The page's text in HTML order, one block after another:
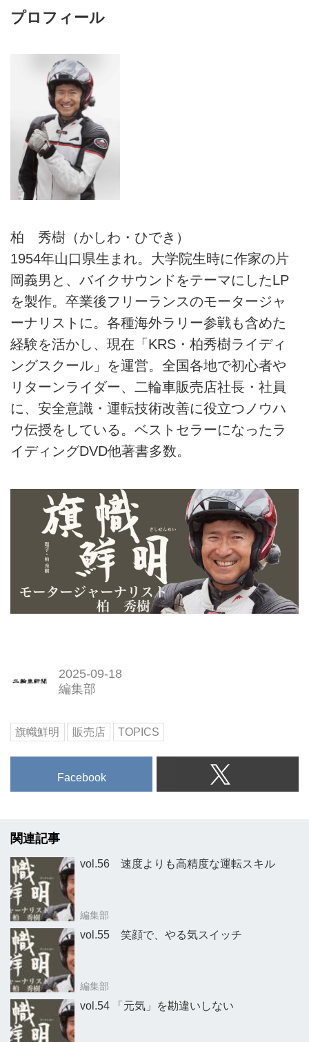
プロフィール
柏 秀樹（かしわ・ひでき）
1954年山口県生まれ。大学院生時に作家の片
岡義男と、バイクサウンドをテーマにしたLP
を製作。卒業後フリーランスのモータージャ
ーナリストに。各種海外ラリー参戦も含めた
経験を活かし、現在「KRS・柏秀樹ライディ
ングスクール」を運営。全国各地で初心者や
リターンライダー、二輪車販売店社長・社員
に、安全意識・運転技術改善に役立つノウハ
ウ伝授をしている。ベストセラーになったラ
イディングDVD他著書多数。
2025-09-18
編集部
旗幟鮮明 販売店 TOPICS
Facebook
関連記事
vol.56 速度よりも高精度な運転スキル
編集部
vol.55 笑顔で、やる気スイッチ
編集部
vol.54 「元気」を勘違いしない